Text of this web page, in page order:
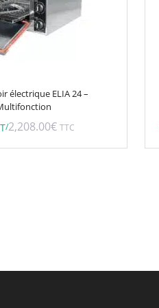
électrique ELIA 24 –
/2,208.00€ TTC